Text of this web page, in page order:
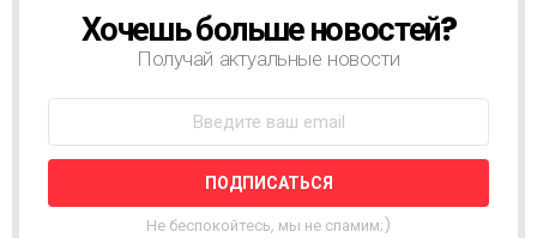
О
Т
Н
Я
Хочешь больше новостей?
Получай актуальные новости
Не беспокойтесь, мы не спамим;)